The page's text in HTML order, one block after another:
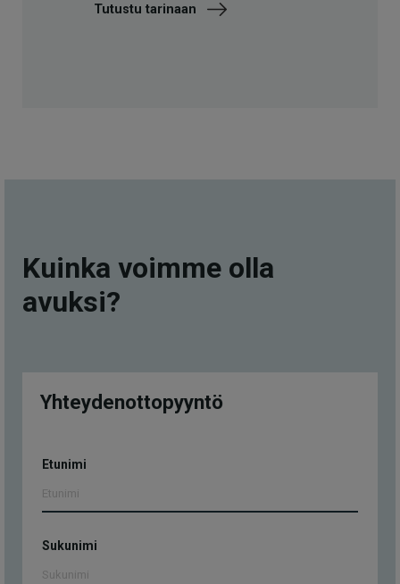
Tutustu tarinaan
Kuinka voimme olla
avuksi?
Yhteydenottopyyntö
Yhteydenottopyyntö
Etunimi
Sukunimi